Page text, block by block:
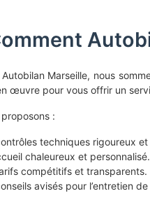
Autobilan Marseille, nous
œuvre pour vous offrir un
:
techniques rigoureux
chaleureux et personnalisé.
compétitifs et transparents.
avisés pour l’entretien